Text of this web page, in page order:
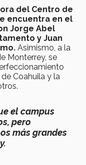
del Centro de
encuentra en el
Jorge Abel
y Juan
Asimismo, a la
Monterrey, se
Coahuila y la
el campus
pero
más grandes